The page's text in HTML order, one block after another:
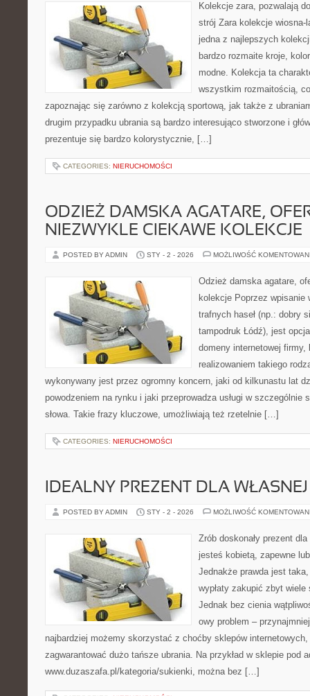
Kolekcje zara, pozwalają
strój Zara kolekcje
jedna z najlepszych
bardzo rozmaite kroje,
modne. Kolekcja ta
wszystkim rozmaitością,
zapoznając się zarówno z kolekcją sportową, jak także z
drugim przypadku ubrania są bardzo interesująco stworzone i
prezentuje się bardzo kolorystycznie, […]
CATEGORIES: NIERUCHOMOŚCI
ODZIEŻ DAMSKA AGATARE,
NIEZWYKLE CIEKAWE KOLEKCJE
POSTED BY ADMIN STY - 2 - 2026 MOŻLIWOŚĆ
Odzież damska agatare,
kolekcje Poprzez wpisanie
trafnych haseł (np.: dobry
tampodruk Łódź), jest
domeny internetowej
realizowaniem takiego
wykonywany jest przez ogromny koncern, jaki od kilkunastu lat
powodzeniem na rynku i jaki przeprowadza usługi w szczególnie
słowa. Takie frazy kluczowe, umożliwiają też rzetelnie […]
CATEGORIES: NIERUCHOMOŚCI
IDEALNY PREZENT DLA
POSTED BY ADMIN STY - 2 - 2026 MOŻLIWOŚĆ
Zrób doskonały prezent
jesteś kobietą, zapewne
Jednakże prawda jest
wypłaty zakupić zbyt wiele
Jednak bez cienia
owy problem –
najbardziej możemy skorzystać z choćby sklepów
zagwarantować dużo tańsze ubrania. Na przykład w sklepie pod
www.duzaszafa.pl/kategoria/sukienki, można bez […]